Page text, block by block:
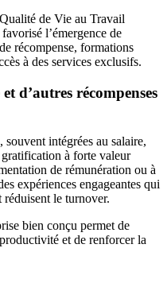
de Vie au Travail
l’émergence de
récompense, formations
à des services exclusifs.
d’autres récompenses
intégrées au salaire,
à forte valeur
de rémunération ou à
expériences engageantes qui
le turnover.
bien conçu permet de
et de renforcer la